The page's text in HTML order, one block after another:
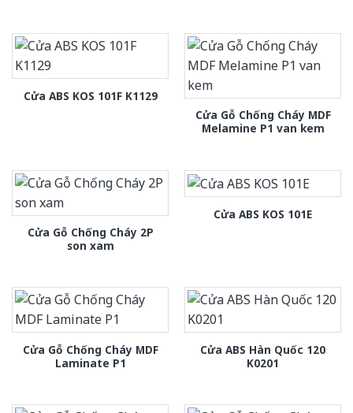
Cửa ABS KOS 101F K1129
Cửa Gỗ Chống Cháy MDF
Melamine P1 van kem
Cửa Gỗ Chống Cháy 2P
son xam
Cửa ABS KOS 101E
Cửa Gỗ Chống Cháy MDF
Laminate P1
Cửa ABS Hàn Quốc 120
K0201